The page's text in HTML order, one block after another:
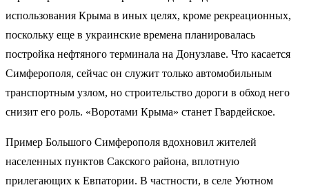
использования Крыма в иных целях, кроме рекреационных,
поскольку еще в украинские времена планировалась
постройка нефтяного терминала на Донузлаве. Что касается
Симферополя, сейчас он служит только автомобильным
транспортным узлом, но строительство дороги в обход него
снизит его роль. «Воротами Крыма» станет Гвардейское.
Пример Большого Симферополя вдохновил жителей
населенных пунктов Сакского района, вплотную
прилегающих к Евпатории. В частности, в селе Уютном